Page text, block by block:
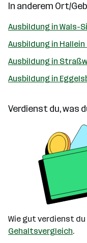
In anderem Ort/
Ausbildung in Wals-
Ausbildung in Hallein
Ausbildung in
Ausbildung in
Verdienst du, was
Wie gut verdienst
Gehaltsvergleich.